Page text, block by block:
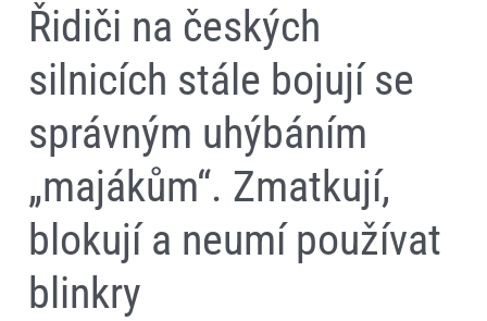
Řidiči na českých
silnicích stále bojují se
správným uhýbáním
„majákům“. Zmatkují,
blokují a neumí používat
blinkry
blinkry